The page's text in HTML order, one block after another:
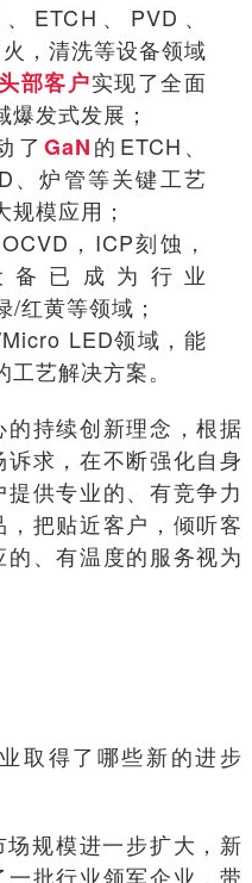
ETCH、PVD、
，清洗等设备领域
部客户实现了全面
发式发展；
了GaN的ETCH、
、炉管等关键工艺
模应用；
，ICP刻蚀，
备已成为行业
红黄等领域；
LED领域，能
艺解决方案。
持续创新理念，根据
求，在不断强化自身
供专业的、有竞争力
把贴近客户，倾听客
、有温度的服务视为
取得了哪些新的进步
规模进一步扩大，新
批行业领军企业，带